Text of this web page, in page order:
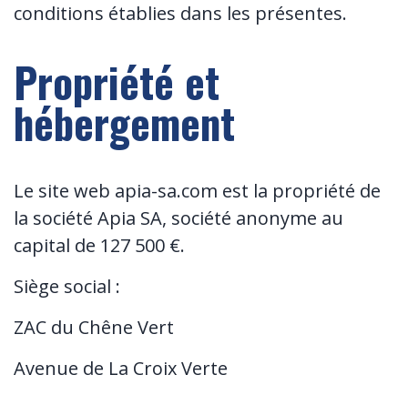
conditions établies dans les présentes.
Propriété et
hébergement
Le site web apia-sa.com est la propriété de
la société Apia SA, société anonyme au
capital de 127 500 €.
Siège social :
ZAC du Chêne Vert
Avenue de La Croix Verte